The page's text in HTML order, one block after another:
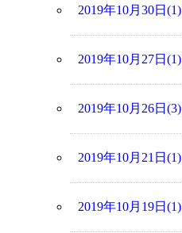
2019年10月30日(1)
2019年10月27日(1)
2019年10月26日(3)
2019年10月21日(1)
2019年10月19日(1)